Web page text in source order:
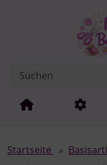
Springe zur
Startseite